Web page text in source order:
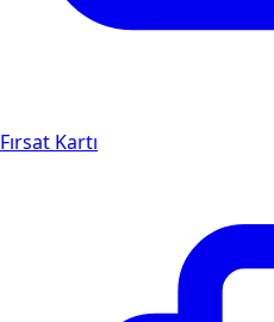
Fırsat Kartı